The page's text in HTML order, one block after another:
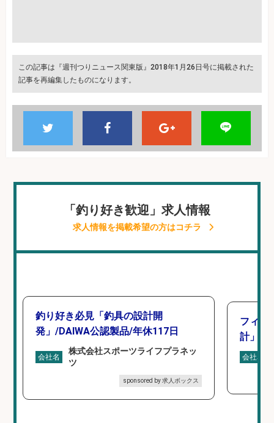
この記事は『週刊つりニュース関東版』2018年1月26日号に掲載された
記事を再編集したものになります。
「釣り好き歓迎」求人情報
求人情報を掲載希望の方はコチラ
釣り好き必見「釣具の設計開
発」/DAIWA公認製品/年休117日
会社名
株式会社スポーツライフプラネッ
ツ
sponsored by 求人ボックス
フィッ
計」
会社名